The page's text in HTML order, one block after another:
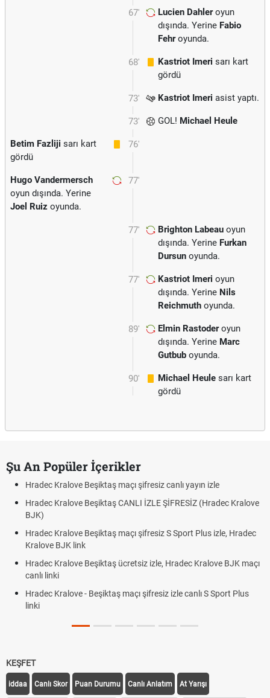
67' Lucien Dahleroyun
dışında. Yerine Fabio
Fehroyunda.
68' Kastriot Imeri sarı kart
gördü
73' Kastriot Imeri asist yaptı.
73' GOL! Michael Heule
76'
Betim Fazliji sarı kart
gördü
77'
Hugo Vandermersch
oyun dışında. Yerine
Joel Ruiz oyunda.
77' Brighton Labeau oyun
dışında. Yerine Furkan
Dursun oyunda.
77' Kastriot Imeri oyun
dışında. Yerine Nils
Reichmuth oyunda.
89' Elmin Rastoderoyun
dışında. Yerine Marc
Gutbub oyunda.
90' Michael Heule sarı kart
gördü
Şu An Popüler İçerikler
Hradec Kralove Beşiktaş maçı şifresiz canlı yayın izle
Hradec Kralove Beşiktaş CANLI İZLE ŞİFRESİZ (Hradec Kralove
BJK)
Hradec Kralove Beşiktaş maçı şifresiz S Sport Plus izle, Hradec
Kralove BJK link
Hradec Kralove Beşiktaş ücretsiz izle, Hradec Kralove BJK maçı
canlı linki
Hradec Kralove - Beşiktaş maçı şifresiz izle canlı S Sport Plus
linki
KEŞFET
iddaa Canlı Skor Puan Durumu Canlı Anlatım At Yarışı